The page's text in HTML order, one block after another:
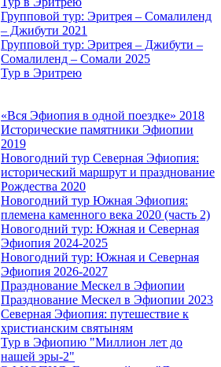
Групповой тур: Эритрея – Cомалиленд
– Джибути 2021
Групповой тур: Эритрея – Джибути –
Сомалиленд – Сомали 2025
Тур в Эритрею
«Вся Эфиопия в одной поездке» 2018
Исторические памятники Эфиопии
2019
Новогодний тур Северная Эфиопия:
исторический маршрут и празднование
Рождества 2020
Новогодний тур Южная Эфиопия:
племена каменного века 2020 (часть 2)
Новогодний тур: Южная и Северная
Эфиопия 2024-2025
Новогодний тур: Южная и Северная
Эфиопия 2026-2027
Празднование Мескел в Эфиопии
Празднование Мескел в Эфиопии 2023
Северная Эфиопия: путешествие к
христианским святыням
Тур в Эфиопию "Миллион лет до
нашей эры-2"